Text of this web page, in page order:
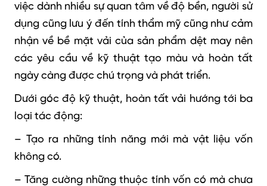
việc dành nhiều sự quan tâm về độ bền, người sử
dụng cũng lưu ý đến tính thẩm mỹ cũng như cảm
nhận về bề mặt vải của sản phẩm dệt may nên
các yêu cầu về kỹ thuật tạo màu và hoàn tất
ngày càng được chú trọng và phát triển.
Dưới góc độ kỹ thuật, hoàn tất vải hướng tới ba
loại tác động:
– Tạo ra những tính năng mới mà vật liệu vốn
không có.
– Tăng cường những thuộc tính vốn có mà chưa